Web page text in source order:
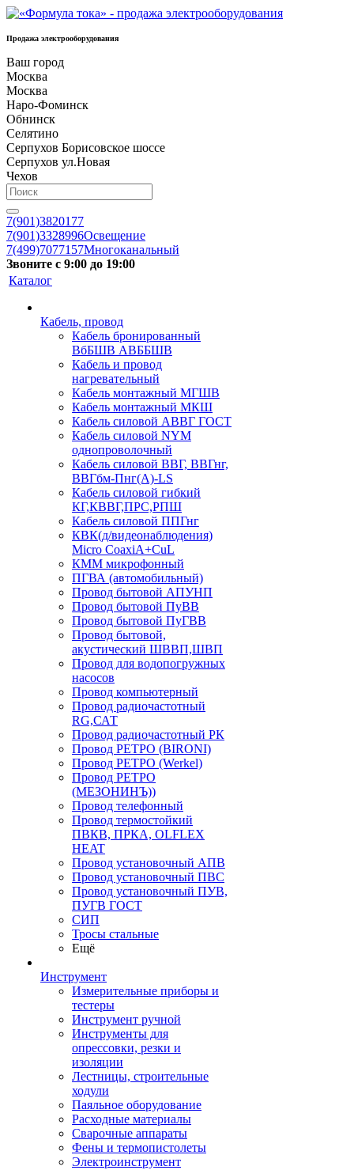
Продажа электрооборудования
Ваш город
Москва
Москва
Наро-Фоминск
Обнинск
Селятино
Серпухов Борисовское шоссе
Серпухов ул.Новая
Чехов
7(901)3820177
7(901)3328996Освещение
7(499)7077157Многоканальный
Звоните с 9:00 до 19:00
Каталог
Кабель, провод
Кабель бронированный
ВбБШВ АВББШВ
Кабель и провод
нагревательный
Кабель монтажный МГШВ
Кабель монтажный МКШ
Кабель силовой АВВГ ГОСТ
Кабель силовой NYM
однопроволочный
Кабель силовой ВВГ, ВВГнг,
ВВГбм-Пнг(А)-LS
Кабель силовой гибкий
КГ,КВВГ,ПРС,РПШ
Кабель силовой ППГнг
КВК(д/видеонаблюдения)
Micro CoaxiA+CuL
КММ микрофонный
ПГВА (автомобильный)
Провод бытовой АПУНП
Провод бытовой ПуВВ
Провод бытовой ПуГВВ
Провод бытовой,
акустический ШВВП,ШВП
Провод для водопогружных
насосов
Провод компьютерный
Провод радиочастотный
RG,САТ
Провод радиочастотный РК
Провод РЕТРО (BIRONI)
Провод РЕТРО (Werkel)
Провод РЕТРО
(МЕЗОНИНЪ))
Провод телефонный
Провод термостойкий
ПВКВ, ПРКА, OLFLEX
HEAT
Провод установочный АПВ
Провод установочный ПВС
Провод установочный ПУВ,
ПУГВ ГОСТ
СИП
Тросы стальные
Ещё
Инструмент
Измерительные приборы и
тестеры
Инструмент ручной
Инструменты для
опрессовки, резки и
изоляции
Лестницы, строительные
ходули
Паяльное оборудование
Расходные материалы
Сварочные аппараты
Фены и термопистолеты
Электроинструмент